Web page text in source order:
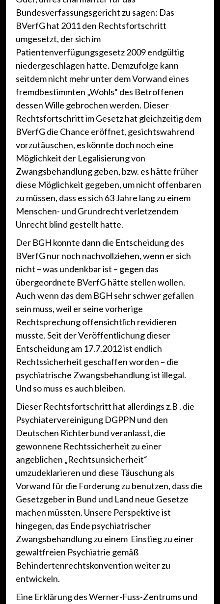
Bundesverfassungsgericht zu sagen: Das
BVerfG hat 2011 den Rechtsfortschritt
umgesetzt, der sich im
Patientenverfügungsgesetz 2009 endgültig
niedergeschlagen hatte. Demzufolge kann
seitdem nicht mehr unter dem Vorwand eines
fremdbestimmten „Wohls“ des Betroffenen
dessen Wille gebrochen werden. Dieser
Rechtsfortschritt im Gesetz hat gleichzeitig dem
BVerfG die Chance eröffnet, gesichtswahrend
vorzutäuschen, es könnte doch noch eine
Möglichkeit der Legalisierung von
Zwangsbehandlung geben, bzw. es hätte früher
diese Möglichkeit gegeben, um nicht offenbaren
zu müssen, dass es sich 63 Jahre lang zu einem
Menschen- und Grundrecht verletzendem
Unrecht blind gestellt hatte.
Der BGH konnte dann die Entscheidung des
BVerfG nur noch nachvollziehen, wenn er sich
nicht – was undenkbar ist – gegen das
übergeordnete BVerfG hätte stellen wollen.
Auch wenn das dem BGH sehr schwer gefallen
sein muss, weil er seine vorherige
Rechtsprechung offensichtlich revidieren
musste. Seit der Veröffentlichung dieser
Entscheidung am 17.7.2012 ist endlich
Rechtssicherheit geschaffen worden – die
psychiatrische Zwangsbehandlung ist illegal.
Und so muss es auch bleiben.
Dieser Rechtsfortschritt hat allerdings z.B . die
Psychiatervereinigung DGPPN und den
Deutschen Richterbund veranlasst, die
gewonnene Rechtssicherheit zu einer
angeblichen „Rechtsunsicherheit“
umzudeklarieren und diese Täuschung als
Vorwand für die Forderung zu benutzen, dass die
Gesetzgeber in Bund und Land neue Gesetze
machen müssten. Unsere Perspektive ist
hingegen, das Ende psychiatrischer
Zwangsbehandlung zu einem Einstieg zu einer
gewaltfreien Psychiatrie gemäß
Behindertenrechtskonvention weiter zu
entwickeln.
Eine Erklärung des Werner-Fuss-Zentrums und